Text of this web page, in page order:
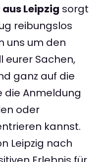
Leipzig sorgt
reibungslos
uns um den
eurer Sachen,
ganz auf die
die Anmeldung
oder
kannst.
Leipzig nach